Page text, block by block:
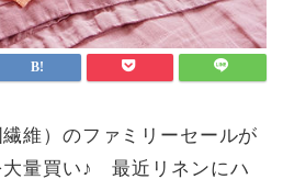
維）のファミリーセールが
大量買い♪ 最近リネンにハ